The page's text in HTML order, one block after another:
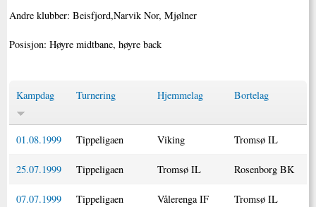
Andre klubber: Beisfjord,Narvik Nor, Mjølner
Posisjon: Høyre midtbane, høyre back
Kampdag Turnering Hjemmelag Bortelag
01.08.1999 Tippeligaen Viking Tromsø IL
25.07.1999 Tippeligaen Tromsø IL Rosenborg BK
07.07.1999 Tippeligaen Vålerenga IF Tromsø IL